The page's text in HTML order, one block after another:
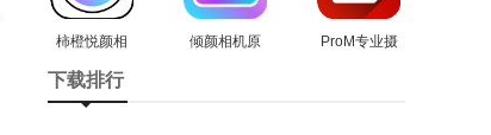
柿橙悦颜相
机无广告版
查看
倾颜相机原
ProM专业摄
下载排行